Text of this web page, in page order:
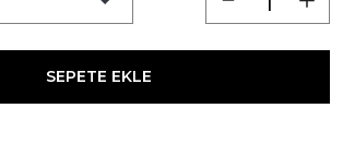
SEPETE EKLE